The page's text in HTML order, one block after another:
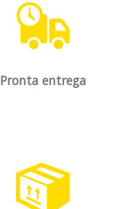
Pronta entrega